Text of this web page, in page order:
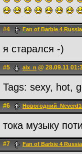
#4 Fan of Barbie 4 Russia
я старался -)
#5 alx_n @ 28.09.11
Tags: sexy, hot,
#6
тока музыку
#7 Fan of Barbie 4 Russia